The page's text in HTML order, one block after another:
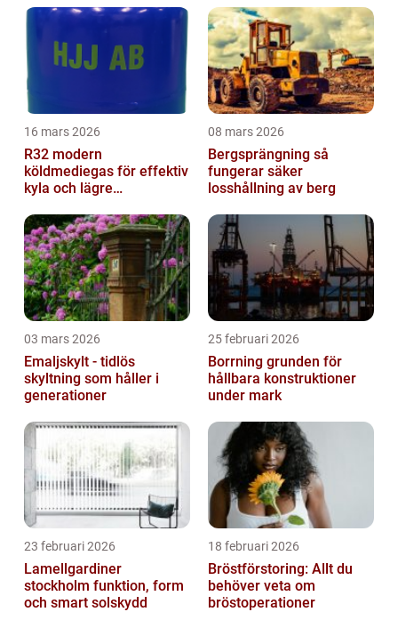
16 mars 2026
R32 modern
köldmediegas för effektiv
kyla och lägre
08 mars 2026
Bergsprängning så
fungerar säker
losshållning av berg
03 mars 2026
Emaljskylt - tidlös
skyltning som håller i
generationer
25 februari 2026
Borrning grunden för
hållbara konstruktioner
under mark
23 februari 2026
Lamellgardiner
stockholm funktion, form
och smart solskydd
18 februari 2026
Bröstförstoring: Allt du
behöver veta om
bröstoperationer